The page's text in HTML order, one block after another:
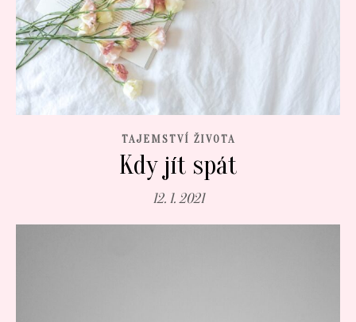
TAJEMSTVÍ ŽIVOTA
Kdy jít spát
12. 1. 2021